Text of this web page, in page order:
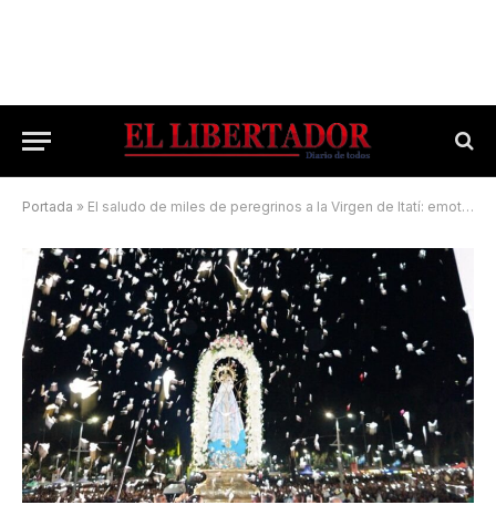
Portada » El saludo de miles de peregrinos a la Virgen de Itatí: emotivas imágenes